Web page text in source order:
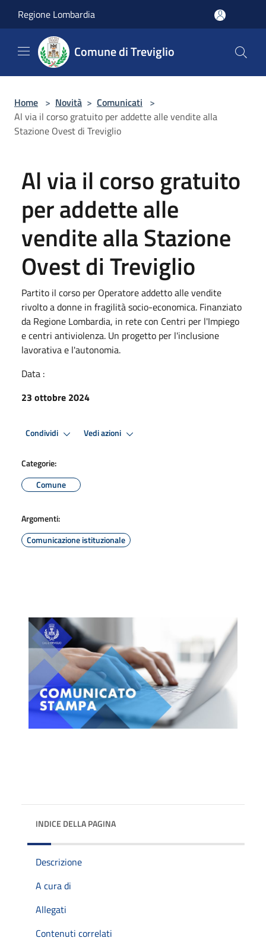
Regione Lombardia
Comune di Treviglio
Home > Novità > Comunicati >
Al via il corso gratuito per addette alle vendite alla
Stazione Ovest di Treviglio
Al via il corso gratuito
per addette alle
vendite alla Stazione
Ovest di Treviglio
Partito il corso per Operatore addetto alle vendite
rivolto a donne in fragilità socio-economica. Finanziato
da Regione Lombardia, in rete con Centri per l'Impiego
e centri antiviolenza. Un progetto per l'inclusione
lavorativa e l'autonomia.
Data :
23 ottobre 2024
Condividi Vedi azioni
Categorie:
Comune
Argomenti:
Comunicazione istituzionale
INDICE DELLA PAGINA
Descrizione
A cura di
Allegati
Contenuti correlati